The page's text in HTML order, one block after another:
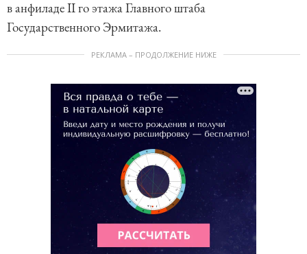
в анфиладе II го этажа Главного штаба
Государственного Эрмитажа.
РЕКЛАМА – ПРОДОЛЖЕНИЕ НИЖЕ